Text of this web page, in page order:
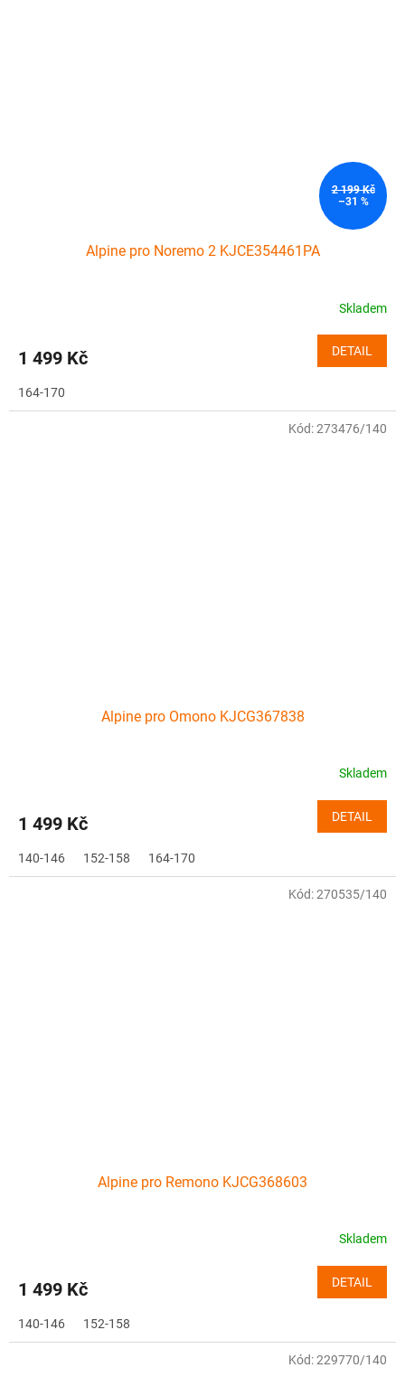
2 199 Kč
–31 %
Alpine pro Noremo 2 KJCE354461PA
Skladem
1 499 Kč DETAIL
164-170
Alpine pro Omono KJCG367838
Skladem
1 499 Kč DETAIL
140-146 152-158 164-170
Kód:273476/140
Alpine pro Remono KJCG368603
Skladem
1 499 Kč DETAIL
140-146 152-158
Kód:270535/140
Kód:229770/140